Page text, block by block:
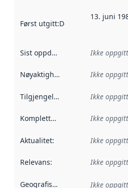
Først utgitt:Denne datoen sier
13. juni
Sist oppdatert Ikke oppgitt
Nøyaktighet Ikke oppgitt
Tilgjengelighet Ikke oppgitt
Kompletthet Ikke oppgitt
Aktualitet: Ikke oppgitt
Relevans: Ikke oppgitt
Geografisk avgrensning :
Ikke oppgitt